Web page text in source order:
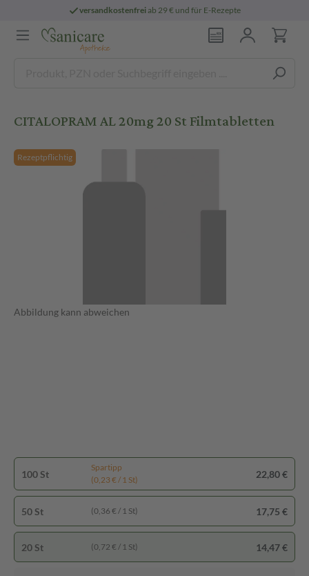
versandkostenfreiab 29 € und für E-Rezepte
CITALOPRAM AL 20mg 20 St Filmtabletten
Rezeptpflichtig
Abbildung kann abweichen
100 St
Spartipp
(0,23 € / 1 St)
22,80 €
50 St (0,36 € / 1 St) 17,75 €
20 St (0,72 € / 1 St) 14,47 €